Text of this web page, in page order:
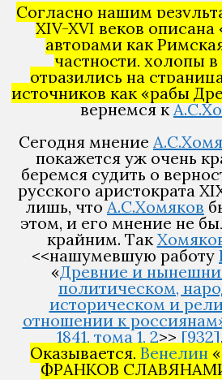
Согласно нашим
XIV-XVI веков
авторами как
частности, холопы
отразились на
источников как «рабы
вернемся к
Сегодня мнение
покажется уж очень
беремся судить о
русского аристократа
лишь, чтоА.С.Хомяков
этом, и его мнение не
крайним. Так
<<нашумевшую работу
«Древние и
политическом,
историческом и
отношении к
1841, тома 1, 2>> [932]
Оказывается, Венелин
ФРАНКОВ